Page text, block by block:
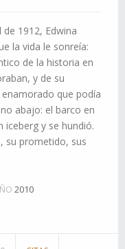
1912, Edwina
la vida le sonreía:
de la historia en
y de su
que podía
abajo: el barco en
iceberg y se hundió.
su prometido, sus
2010